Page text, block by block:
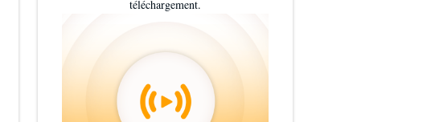
téléchargement.